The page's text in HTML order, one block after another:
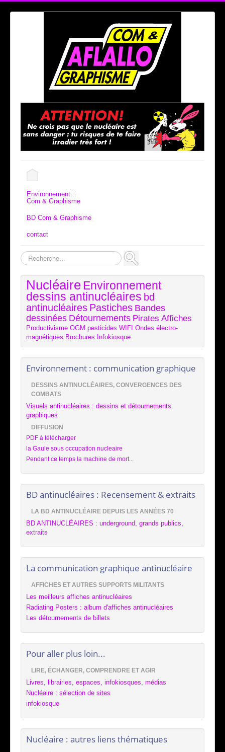
Environnement :
Com & Graphisme
BD Com & Graphisme
contact
Rechercher
NucléaireEnvironnement
dessins antinucléaires bd
antinucléaires Pastiches Bandes
dessinées Détournements Pirates Affiches
Productivisme OGM pesticides WIFI Ondes électro-
magnétiques Brochures Infokiosque
Environnement : communication graphique
DESSINS ANTINUCLÉAIRES, CONVERGENCES DES
COMBATS
Visuels antinucléaires : dessins et détournements
graphiques
DIFFUSION
PDF à télécharger
la Gaule sous occupation nucleaire
Pendant ce temps la machine de mort...
BD antinucléaires : Recensement & extraits
LA BD ANTINUCLÉAIRE DEPUIS LES ANNÉES 70
BD ANTINUCLÉAIRES : underground, grands publics,
extraits
La communication graphique antinucléaire
AFFICHES ET AUTRES SUPPORTS MILITANTS
Les meilleurs affiches antinucléaires
Radiating Posters : album d'affiches antinucléaires
Les détournements de billets
Pour aller plus loin...
LIRE, ÉCHANGER, COMPRENDRE ET AGIR
Livres, librairies, espaces, infokiosques, médias
Nucléaire : sélection de sites
infokiosque
Nucléaire : autres liens thématiques